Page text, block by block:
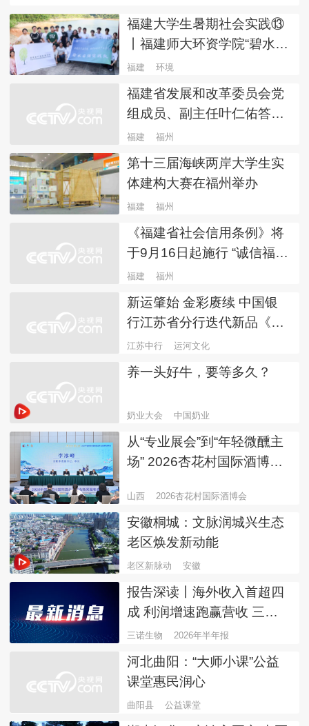
福建大学生暑期社会实践⑬
丨福建师大环资学院“碧水安
澜”实践队把专业论文写在闽
山闽水间
福建 环境
福建省发展和改革委员会党
组成员、副主任叶仁佑答央
视网：切实把“减证明、优服
务、强信用”落到实处
福建 福州
第十三届海峡两岸大学生实
体建构大赛在福州举办
福建 福州
《福建省社会信用条例》将
于9月16日起施行 “诚信福
建”建设迈入法治化新阶段
福建 福州
新运肇始 金彩赓续 中国银
行江苏省分行迭代新品《大
运金》—富贵满堂发布
江苏中行 运河文化
养一头好牛，要等多久？
奶业大会 中国奶业
从“专业展会”到“年轻微醺主
场” 2026杏花村国际酒博会8
山西 2026杏花村国际酒博会
安徽桐城：文脉润城兴生态
老区焕发新动能
老区新脉动 安徽
报告深读丨海外收入首超四
成 利润增速跑赢营收 三诺
生物“CGM+POCT”战略转型
提速
三诺生物 2026年半年报
河北曲阳：“大师小课”公益
课堂惠民润心
曲阳县 公益课堂